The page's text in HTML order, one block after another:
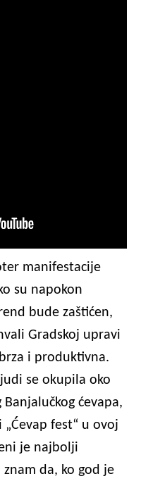
manifestacije
su napokon
bude zaštićen,
Gradskoj upravi
i produktivna.
se okupila oko
ćevapa,
fest“ u ovoj
je najbolji
da, ko god je